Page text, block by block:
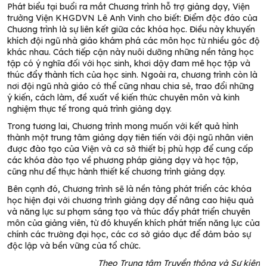
Phát biểu tại buổi ra mắt Chương trình hỗ trợ giảng dạy, Viện
trưởng Viện KHGDVN Lê Anh Vinh cho biết: Điểm độc đáo của
Chương trình là sự liên kết giữa các khóa học. Điều này khuyến
khích đội ngũ nhà giáo khám phá các môn học từ nhiều góc độ
khác nhau. Cách tiếp cận này nuôi dưỡng những nền tảng học
tập có ý nghĩa đối với học sinh, khơi dậy đam mê học tập và
thúc đẩy thành tích của học sinh. Ngoài ra, chương trình còn là
nơi đội ngũ nhà giáo có thể cũng nhau chia sẻ, trao đổi những
ý kiến, cách làm, đề xuất về kiến thức chuyên môn và kinh
nghiệm thực tế trong quá trình giảng dạy.
Trong tương lai, Chương trình mong muốn với kết quả hình
thành một trung tâm giảng dạy tiên tiến với đội ngũ nhân viên
được đào tạo của Viện và cơ sở thiết bị phù hợp để cung cấp
các khóa đào tạo về phương pháp giảng dạy và học tập,
cũng như để thực hành thiết kế chương trình giảng dạy.
Bên cạnh đó, Chương trình sẽ là nền tảng phát triển các khóa
học hiện đại với chương trình giảng dạy để nâng cao hiệu quả
và năng lực sư phạm sáng tạo và thúc đẩy phát triển chuyên
môn của giảng viên, từ đó khuyến khích phát triển năng lực của
chính các trường đại học, các cơ sở giáo dục để đảm bảo sự
độc lập và bền vững của tổ chức.
Theo Trung tâm Truyền thông và Sự kiện